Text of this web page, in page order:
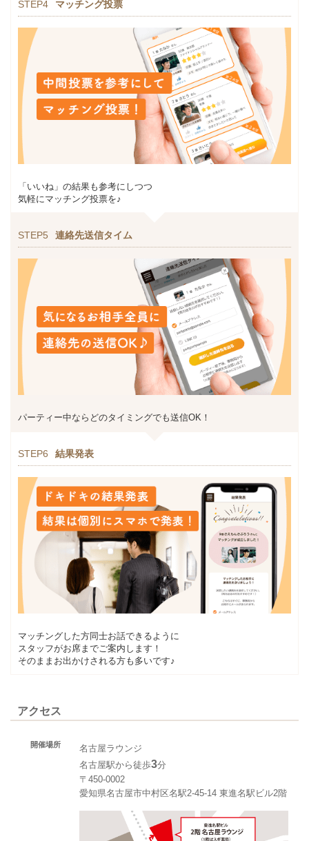
STEP4 マッチング投票
「いいね」の結果も参考にしつつ
気軽にマッチング投票を♪
STEP5 連絡先送信タイム
パーティー中ならどのタイミングでも送信OK！
STEP6 結果発表
マッチングした方同士お話できるように
スタッフがお席までご案内します！
そのままお出かけされる方も多いです♪
アクセス
開催場所
名古屋ラウンジ
名古屋駅から徒歩3分
〒450-0002
愛知県名古屋市中村区名駅2-45-14 東進名駅ビル2階